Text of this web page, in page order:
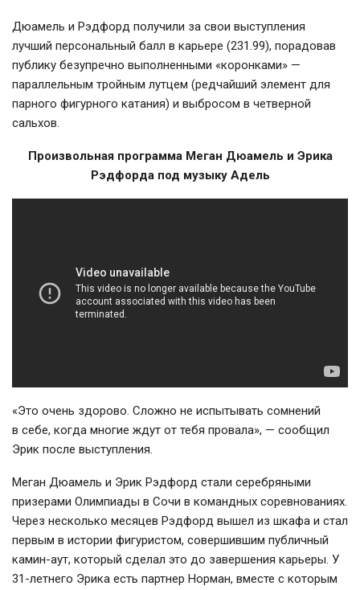
Дюамель и Рэдфорд получили за свои выступления
лучший персональный балл в карьере (231.99), порадовав
публику безупречно выполненными «коронками» —
параллельным тройным лутцем (редчайший элемент для
парного фигурного катания) и выбросом в четверной
сальхов.
Произвольная программа Меган Дюамель и Эрика
Рэдфорда под музыку Адель
«Это очень здорово. Сложно не испытывать сомнений
в себе, когда многие ждут от тебя провала», — сообщил
Эрик после выступления.
Меган Дюамель и Эрик Рэдфорд стали серебряными
призерами Олимпиады в Сочи в командных соревнованиях.
Через несколько месяцев Рэдфорд вышел из шкафа и стал
первым в истории фигуристом, совершившим публичный
камин-аут, который сделал это до завершения карьеры. У
31-летнего Эрика есть партнер Норман, вместе с которым